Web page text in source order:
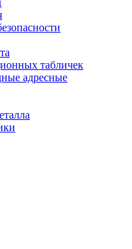
табличек
адресные